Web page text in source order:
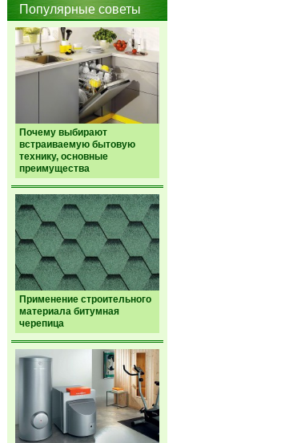
Популярные советы
Почему выбирают
встраиваемую бытовую
технику, основные
преимущества
Применение строительного
материала битумная
черепица